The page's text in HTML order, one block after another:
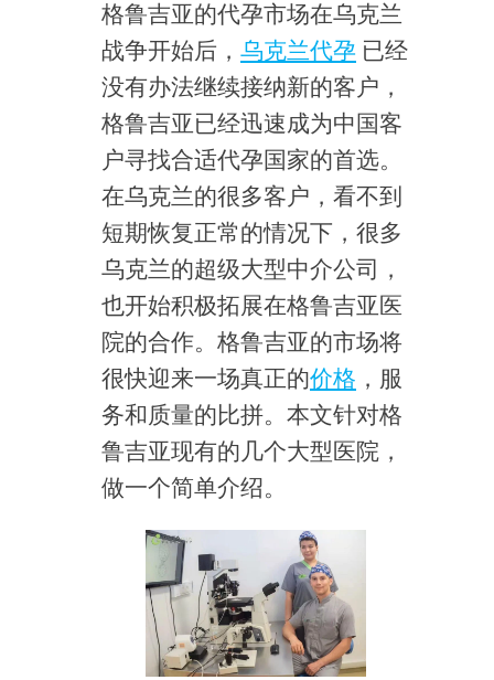
格鲁吉亚的代孕市场在乌克兰
战争开始后， 乌克兰代孕 已经
没有办法继续接纳新的客户，
格鲁吉亚已经迅速成为中国客
户寻找合适代孕国家的首选。
在乌克兰的很多客户，看不到
短期恢复正常的情况下，很多
乌克兰的超级大型中介公司，
也开始积极拓展在格鲁吉亚医
院的合作。格鲁吉亚的市场将
很快迎来一场真正的价格 ，服
务和质量的比拼。本文针对格
鲁吉亚现有的几个大型医院，
做一个简单介绍。